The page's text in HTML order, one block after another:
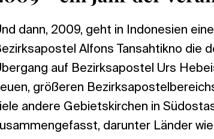
dann, 2009, geht in Indonesien
Alfons Tansahtikno die
auf Bezirksapostel Urs
größeren
andere Gebietskirchen in
darunter Länder